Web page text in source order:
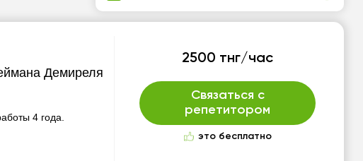
Демиреля
4 года.
2500 тнг/час
Связаться с
репетитором
это бесплатно